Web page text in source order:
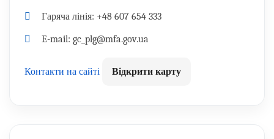
Гаряча лінія: +48 607 654 333
E-mail: gc_plg@mfa.gov.ua
Контакти на сайті Відкрити карту